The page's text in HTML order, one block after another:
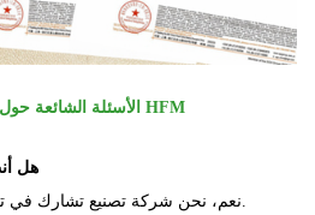
الأسئلة الشائعة حول مجمع صب راتنجات الميلامين HFM
1. هل